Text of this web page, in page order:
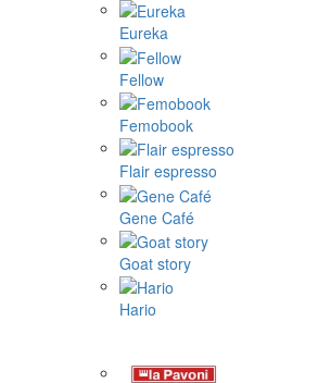
Eureka
Fellow
Femobook
Flair espresso
Gene Café
Goat story
Hario